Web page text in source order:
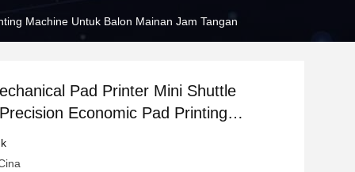
Machine Untuk Balon Mainan Jam Tangan
Pad Printer Mini Shuttle
Economic Pad Printing
Balon Mainan Jam Tangan